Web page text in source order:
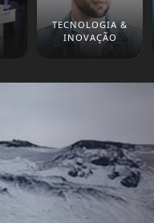
TECNOLOGIA &
INOVAÇÃO